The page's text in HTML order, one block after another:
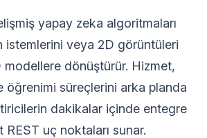
yapay zeka algoritmaları
istemlerini veya 2D görüntüleri
modellere dönüştürür. Hizmet,
öğrenimi süreçlerini arka planda
dakikalar içinde entegre
uç noktaları sunar.